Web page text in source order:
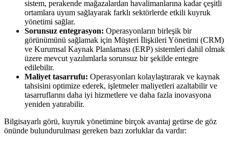
sistem, perakende mağazalardan havalimanlarına kadar çeşitli
ortamlara uyum sağlayarak farklı sektörlerde etkili kuyruk
yönetimi sağlar.
Sorunsuz entegrasyon: Operasyonların birleşik bir
görünümünü sağlamak için Müşteri İlişkileri Yönetimi (CRM)
ve Kurumsal Kaynak Planlaması (ERP) sistemleri dahil olmak
üzere mevcut yazılımlarla sorunsuz bir şekilde entegre
edilebilir.
Maliyet tasarrufu: Operasyonları kolaylaştırarak ve kaynak
tahsisini optimize ederek, işletmeler maliyetleri azaltabilir ve
tasarruflarını daha iyi hizmetlere ve daha fazla inovasyona
yeniden yatırabilir.
Bilgisayarlı görü, kuyruk yönetimine birçok avantaj getirse de göz
önünde bulundurulması gereken bazı zorluklar da vardır: